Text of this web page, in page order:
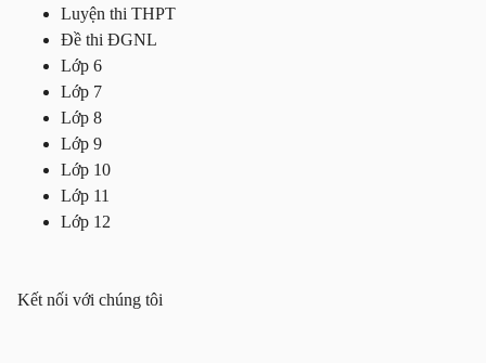
Luyện thi THPT
Đề thi ĐGNL
Lớp 6
Lớp 7
Lớp 8
Lớp 9
Lớp 10
Lớp 11
Lớp 12
Kết nối với chúng tôi